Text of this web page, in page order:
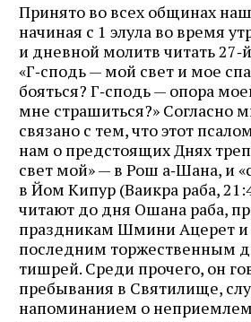
Принято во всех общинах
начиная с 1 элула во время
и дневной молитв читать
«Г‑сподь — мой свет и мое
бояться? Г‑сподь — опора
мне страшиться?» Согласно
связано с тем, что этот
нам о предстоящих Днях
свет мой» — в Рош а‑Шана, и
в Йом Кипур (Ваикра раба,
читают до дня Ошана раба,
праздникам Шмини Ацерет и
последним торжественным
тишрей. Среди прочего, он
пребывания в Святилище,
напоминанием о